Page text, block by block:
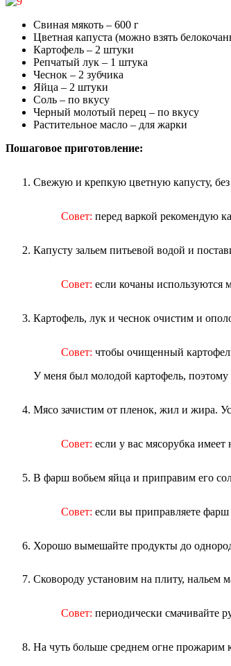
Свиная мякоть – 600 г
Цветная капуста (можно взять
Картофель – 2 штуки
Репчатый лук – 1 штука
Чеснок – 2 зубчика
Яйца – 2 штуки
Соль – по вкусу
Черный молотый перец – по вкусу
Растительное масло – для жарки
Пошаговое приготовление:
Свежую и крепкую цветную капусту,
Совет: перед варкой рекомендую
Капусту зальем питьевой водой и
Совет: если кочаны используются
Картофель, лук и чеснок очистим и
Совет: чтобы очищенный
У меня был молодой картофель,
Мясо зачистим от пленок, жил и жира.
Совет: если у вас мясорубка
В фарш вобьем яйца и приправим его
Совет: если вы приправляете
Хорошо вымешайте продукты до
Сковороду установим на плиту, нальем
Совет: периодически смачивайте
На чуть больше среднем огне прожарим